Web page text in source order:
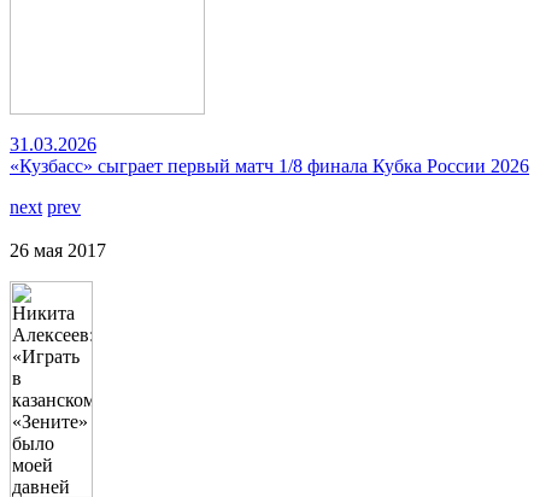
31.03.2026
«Кузбасс» сыграет первый матч 1/8 финала Кубка России 2026
next prev
26 мая 2017